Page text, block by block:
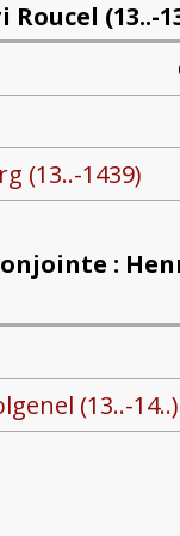
(13..-
(13..-1439)
:
(13..-14..)